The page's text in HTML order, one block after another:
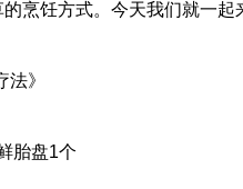
烹饪方式。今天我们就一起
》
胎盘1个